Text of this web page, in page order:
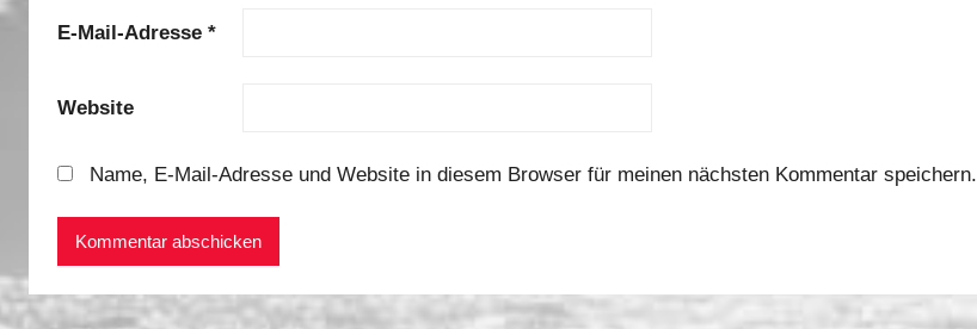
E-Mail-Adresse *
Website
Name, E-Mail-Adresse und Website in diesem Browser für meinen nächsten Kommentar speichern.